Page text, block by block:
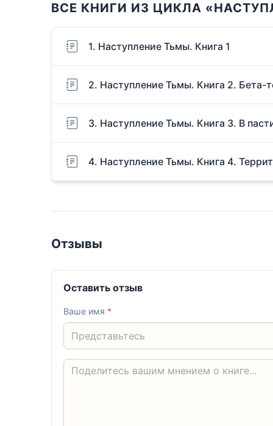
ВСЕ КНИГИ ИЗ ЦИКЛА
1. Наступление Тьмы. Книга 1
2. Наступление Тьмы. Книга 2.
3. Наступление Тьмы. Книга 3. В
4. Наступление Тьмы. Книга 4.
Отзывы
Оставить отзыв
Ваше имя *